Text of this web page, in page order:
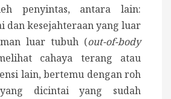
penyintas, antara lain:
dan kesejahteraan yang luar
luar tubuh (out-of-body
cahaya terang atau
lain, bertemu dengan roh
dicintai yang sudah